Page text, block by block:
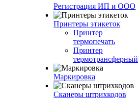
Регистрация ИП и ООО
Принтеры этикеток
Принтер
термопечать
Принтер
термотрансферный
Маркировка
Сканеры штрихкодов